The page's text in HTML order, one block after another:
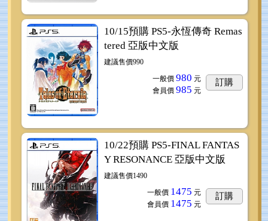
10/15預購 PS5-永恆傳奇 Remas
tered 亞版中文版
建議售價990
一般價 980 元
會員價 985 元
訂購
10/22預購 PS5-FINAL FANTAS
Y RESONANCE 亞版中文版
建議售價1490
一般價 1475 元
會員價 1475 元
訂購